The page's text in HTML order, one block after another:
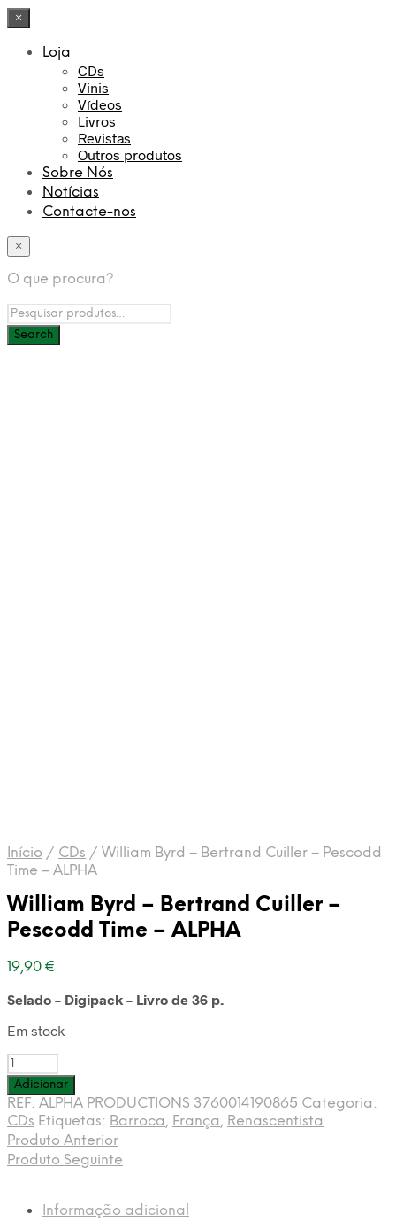
×
Loja
CDs
Vinis
Vídeos
Livros
Revistas
Outros produtos
Sobre Nós
Notícias
Contacte-nos
×
O que procura?
Início / CDs / William Byrd – Bertrand Cuiller – Pescodd
Time – ALPHA
William Byrd – Bertrand Cuiller –
Pescodd Time – ALPHA
19,90 €
Selado – Digipack – Livro de 36 p.
Em stock
Quantidade
de
William
Byrd
-
Bertrand
Cuiller
Pescodd
Adicionar
REF: ALPHA PRODUCTIONS 3760014190865 Categoria:
CDs Etiquetas: Barroca, França, Renascentista
Produto Anterior
Produto Seguinte
Informação adicional